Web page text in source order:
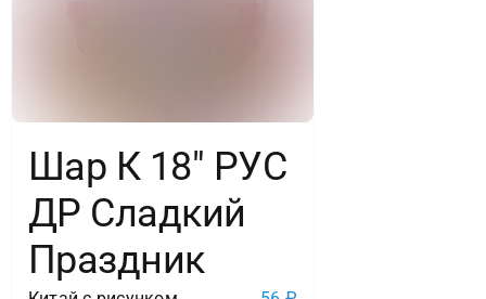
Шар К 18″ РУС
ДР Сладкий
Праздник